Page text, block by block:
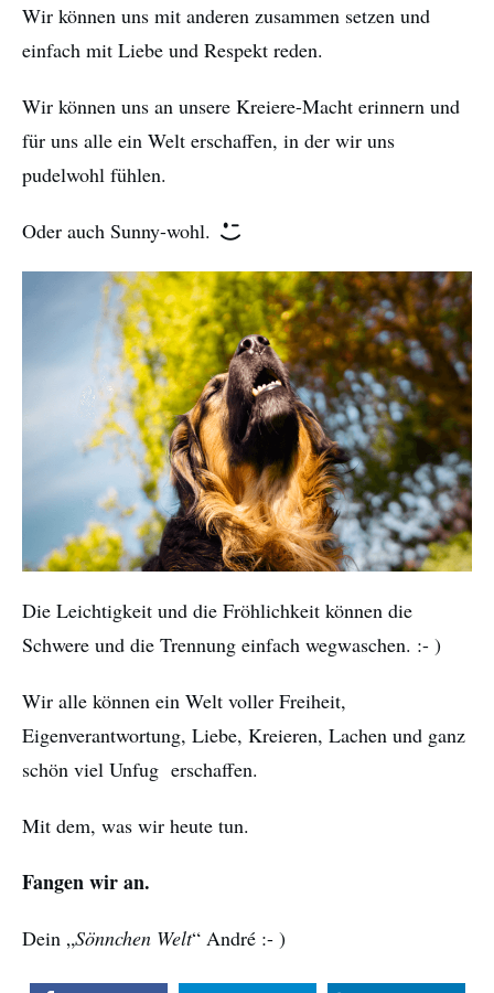
Wir können uns mit anderen zusammen setzen und
einfach mit Liebe und Respekt reden.
Wir können uns an unsere Kreiere-Macht erinnern und
für uns alle ein Welt erschaffen, in der wir uns
pudelwohl fühlen.
Oder auch Sunny-wohl.
Die Leichtigkeit und die Fröhlichkeit können die
Schwere und die Trennung einfach wegwaschen. :- )
Wir alle können ein Welt voller Freiheit,
Eigenverantwortung, Liebe, Kreieren, Lachen und ganz
schön viel Unfug erschaffen.
Mit dem, was wir heute tun.
Fangen wir an.
Dein „Sönnchen Welt“ André :- )